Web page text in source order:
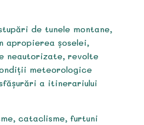
de tunele montane,
apropierea șoselei,
neautorizate, revolte
meteorologice
a itinerariului
cataclisme, furtuni